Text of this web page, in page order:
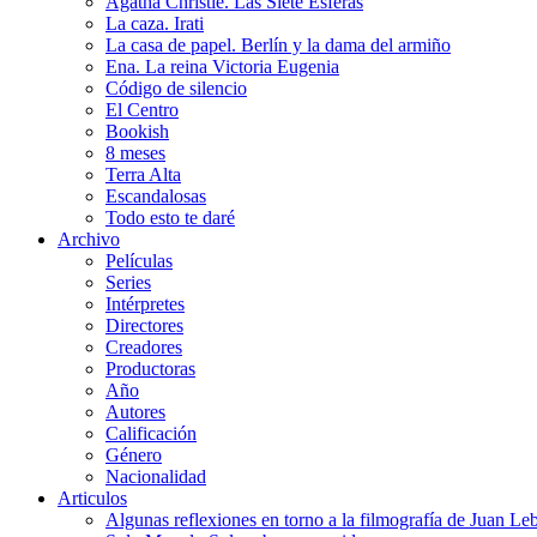
La caza. Irati
La casa de papel. Berlín y la dama del armiño
Ena. La reina Victoria Eugenia
Código de silencio
El Centro
Bookish
8 meses
Terra Alta
Escandalosas
Todo esto te daré
Archivo
Películas
Series
Intérpretes
Directores
Creadores
Productoras
Año
Autores
Calificación
Género
Nacionalidad
Articulos
Algunas reflexiones en torno a la filmografía de Juan